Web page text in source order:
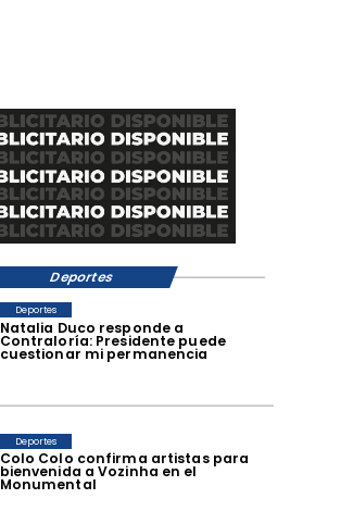
Natalia Duco responde a
Contraloría: Presidente puede
cuestionar mi permanencia
Deportes
Colo Colo confirma artistas para
bienvenida a Vozinha en el
Monumental
Deportes
Deportes